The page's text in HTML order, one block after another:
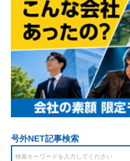
号外NET記事検索